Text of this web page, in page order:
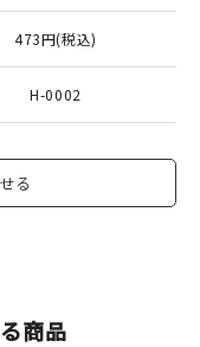
473円(税込)
H-0002
る
商品